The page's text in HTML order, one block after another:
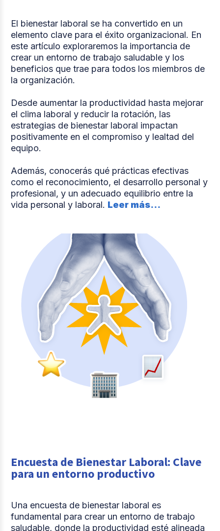
El bienestar laboral se ha convertido en un
elemento clave para el éxito organizacional. En
este artículo exploraremos la importancia de
crear un entorno de trabajo saludable y los
beneficios que trae para todos los miembros de
la organización.
Desde aumentar la productividad hasta mejorar
el clima laboral y reducir la rotación, las
estrategias de bienestar laboral impactan
positivamente en el compromiso y lealtad del
equipo.
Además, conocerás qué prácticas efectivas
como el reconocimiento, el desarrollo personal y
profesional, y un adecuado equilibrio entre la
vida personal y laboral. Leer más...
Encuesta de Bienestar Laboral: Clave
para un entorno productivo
Una encuesta de bienestar laboral es
fundamental para crear un entorno de trabajo
saludable, donde la productividad esté alineada